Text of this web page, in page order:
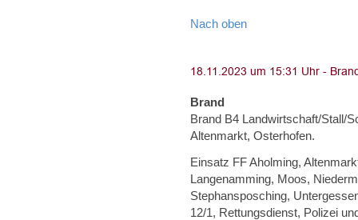
Nach oben
Brand
Brand B4 Landwirtschaft/Stall/
Altenmarkt, Osterhofen.
Einsatz FF Aholming,
Langenamming, Moos,
Stephansposching,
12/1, Rettungsdienst, Polizei